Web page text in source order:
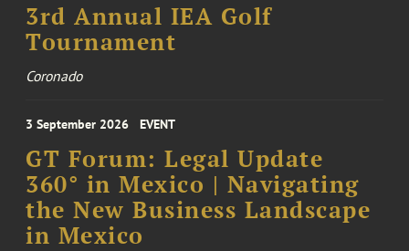
3rd Annual IEA Golf
Tournament
Coronado
3 September 2026 EVENT
GT Forum: Legal Update
360° in Mexico | Navigating
the New Business Landscape
in Mexico